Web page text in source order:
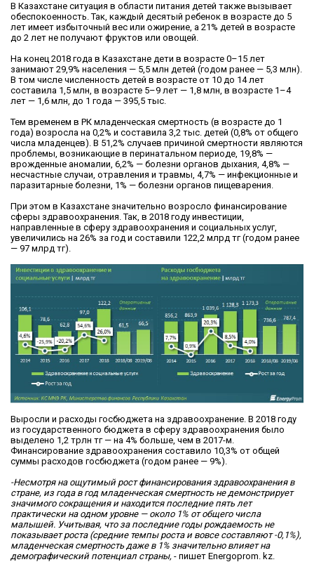
В Казахстане ситуация в области питания детей также вызывает
обеспокоенность. Так, каждый десятый ребенок в возрасте до 5
лет имеет избыточный вес или ожирение, а 21% детей в возрасте
до 2 лет не получают фруктов или овощей.
На конец 2018 года в Казахстане дети в возрасте 0–15 лет
занимают 29,9% населения — 5,5 млн детей (годом ранее — 5,3 млн).
В том числе численность детей в возрасте от 10 до 14 лет
составила 1,5 млн, в возрасте 5–9 лет — 1,8 млн, в возрасте 1–4
лет — 1,6 млн, до 1 года — 395,5 тыс.
Тем временем в РК младенческая смертность (в возрасте до 1
года) возросла на 0,2% и составила 3,2 тыс. детей (0,8% от общего
числа младенцев). В 51,2% случаев причиной смертности являются
проблемы, возникающие в перинатальном периоде, 19,8% —
врожденные аномалии, 6,2% — болезни органов дыхания, 4,8% —
несчастные случаи, отравления и травмы, 4,7% — инфекционные и
паразитарные болезни, 1% — болезни органов пищеварения.
При этом в Казахстане значительно возросло финансирование
сферы здравоохранения. Так, в 2018 году инвестиции,
направленные в сферу здравоохранения и социальных услуг,
увеличились на 26% за год и составили 122,2 млрд тг (годом ранее
— 97 млрд тг).
Выросли и расходы госбюджета на здравоохранение. В 2018 году
из государственного бюджета в сферу здравоохранения было
выделено 1,2 трлн тг — на 4% больше, чем в 2017-м.
Финансирование здравоохранения составило 10,3% от общей
суммы расходов госбюджета (годом ранее — 9%).
-Несмотря на ощутимый рост финансирования здравоохранения в
стране, из года в год младенческая смертность не демонстрирует
значимого сокращения и находится последние пять лет
практически на одном уровне — около 1% от общего числа
малышей. Учитывая, что за последние годы рождаемость не
показывает роста (средние темпы роста и вовсе составляют -0,1%),
младенческая смертность даже в 1% значительно влияет на
демографический потенциал страны, - пишет Energoprom. kz.